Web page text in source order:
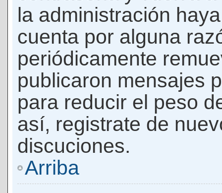
la administración
cuenta por alguna
periódicamente
publicaron mensajes
para reducir el peso
así, registrate de
discuciones.
Arriba